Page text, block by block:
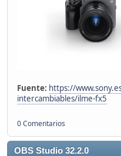
Fuente: https://
intercambiables/ilme-fx5
0 Comentarios
OBS Studio 32.2.0